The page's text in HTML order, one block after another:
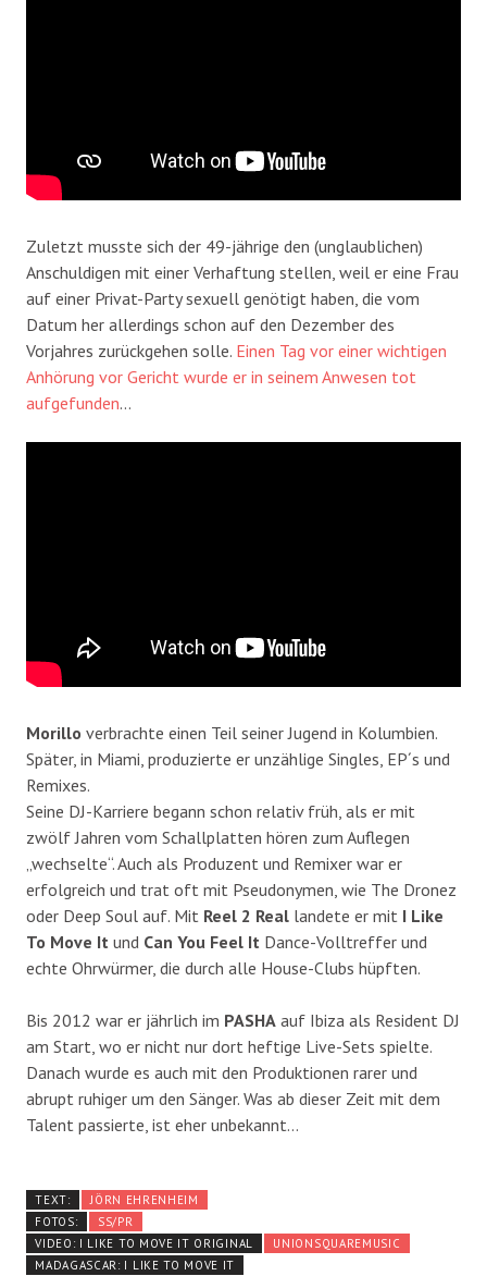
Zuletzt musste sich der 49-jährige den (unglaublichen)
Anschuldigen mit einer Verhaftung stellen, weil er eine Frau
auf einer Privat-Party sexuell genötigt haben, die vom
Datum her allerdings schon auf den Dezember des
Vorjahres zurückgehen solle. Einen Tag vor einer wichtigen
Anhörung vor Gericht wurde er in seinem Anwesen tot
aufgefunden…
Morillo verbrachte einen Teil seiner Jugend in Kolumbien.
Später, in Miami, produzierte er unzählige Singles, EP´s und
Remixes.
Seine DJ-Karriere begann schon relativ früh, als er mit
zwölf Jahren vom Schallplatten hören zum Auflegen
„wechselte“. Auch als Produzent und Remixer war er
erfolgreich und trat oft mit Pseudonymen, wie The Dronez
oder Deep Soul auf. Mit Reel 2 Real landete er mit I Like
To Move It und Can You Feel It Dance-Volltreffer und
echte Ohrwürmer, die durch alle House-Clubs hüpften.
Bis 2012 war er jährlich im PASHA auf Ibiza als Resident DJ
am Start, wo er nicht nur dort heftige Live-Sets spielte.
Danach wurde es auch mit den Produktionen rarer und
abrupt ruhiger um den Sänger. Was ab dieser Zeit mit dem
Talent passierte, ist eher unbekannt…
TEXT:
JÖRN EHRENHEIM
FOTOS:
SS/PR
VIDEO: I LIKE TO MOVE IT ORIGINAL
UNIONSQUAREMUSIC
MADAGASCAR: I LIKE TO MOVE IT